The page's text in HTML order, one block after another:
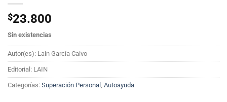
$23.800
Sin existencias
Autor(es): Lain García Calvo
Editorial: LAIN
Categorías: Superación Personal , Autoayuda